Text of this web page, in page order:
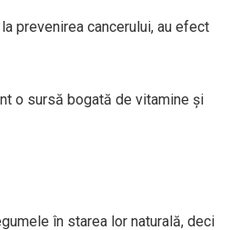
prevenirea cancerului, au efect
o sursă bogată de vitamine şi
în starea lor naturală, deci